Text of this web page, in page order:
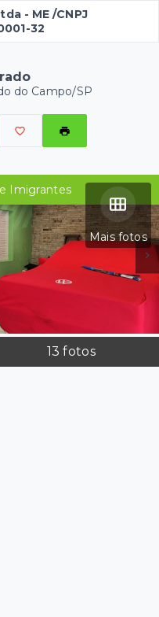
- ME /CNPJ
32
do Campo/SP
Mais fotos
13 fotos
Imigrantes